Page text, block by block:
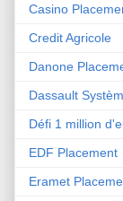
Casino
Credit Agricole
Danone
Dassault
Défi 1 million
EDF Placement
Eramet